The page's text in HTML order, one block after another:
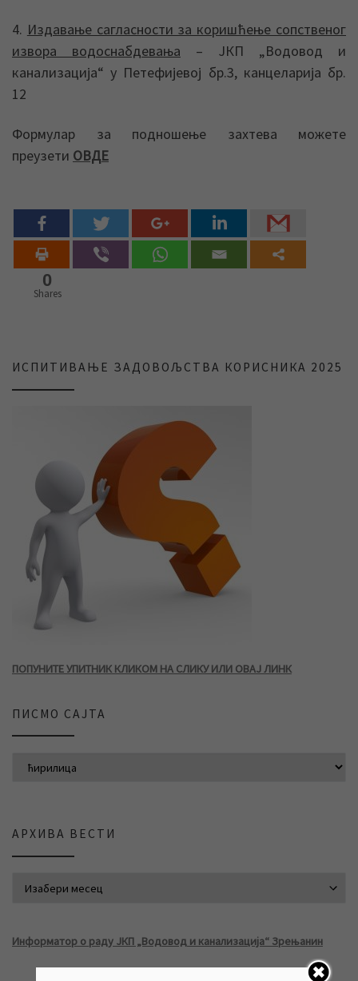
4. Издавање сагласности за коришћење сопственог
извора водоснабдевања – ЈКП „Водовод и
канализација“ у Петефијевој бр.3, канцеларија бр.
12
Формулар за подношење захтева можете
преузети ОВДЕ
0
Shares
ИСПИТИВАЊЕ ЗАДОВОЉСТВА КОРИСНИКА 2025
ПОПУНИТЕ УПИТНИК КЛИКОМ НА СЛИКУ ИЛИ ОВАЈ ЛИНК
ПИСМО САЈТА
АРХИВА ВЕСТИ
Информатор о раду ЈКП „Водовод и канализација“ Зрењанин